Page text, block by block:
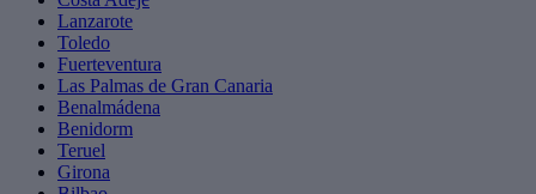
Lanzarote
Toledo
Fuerteventura
Las Palmas de Gran Canaria
Benalmádena
Benidorm
Teruel
Girona